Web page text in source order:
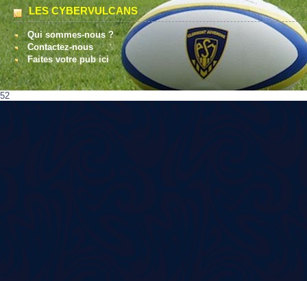
LES CYBERVULCANS
Qui sommes-nous ?
Contactez-nous
Faites votre pub ici
52